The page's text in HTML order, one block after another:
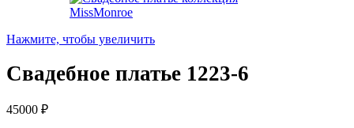
Нажмите, чтобы увеличить
Свадебное платье 1223-6
45000 ₽